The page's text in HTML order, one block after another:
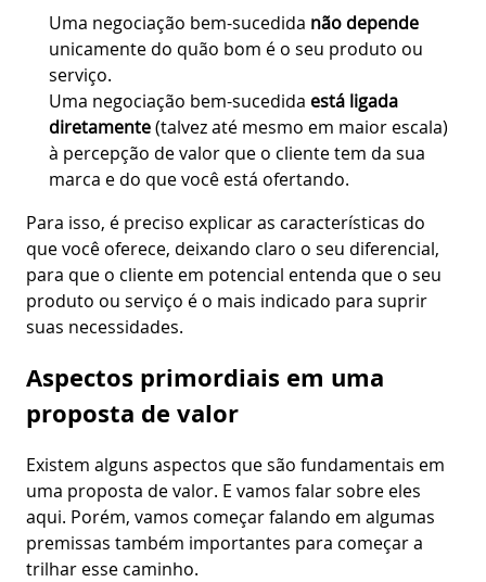
Uma negociação bem-sucedida não depende
unicamente do quão bom é o seu produto ou
serviço.
Uma negociação bem-sucedida está ligada
diretamente(talvez até mesmo em maior escala)
à percepção de valor que o cliente tem da sua
marca e do que você está ofertando.
Para isso, é preciso explicar as características do
que você oferece, deixando claro o seu diferencial,
para que o cliente em potencial entenda que o seu
produto ou serviço é o mais indicado para suprir
suas necessidades.
Aspectos primordiais em uma
proposta de valor
Existem alguns aspectos que são fundamentais em
uma proposta de valor. E vamos falar sobre eles
aqui. Porém, vamos começar falando em algumas
premissas também importantes para começar a
trilhar esse caminho.